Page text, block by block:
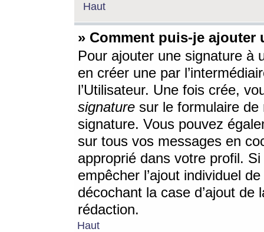
Haut
» Comment puis-je ajouter
Pour ajouter une signature à
en créer une par
l’Utilisateur. Une fois crée,
signature sur le formulaire de
signature. Vous pouvez
sur tous vos messages en
approprié dans votre profil.
empêcher l’ajout individuel
décochant la case d’ajout
rédaction.
Haut